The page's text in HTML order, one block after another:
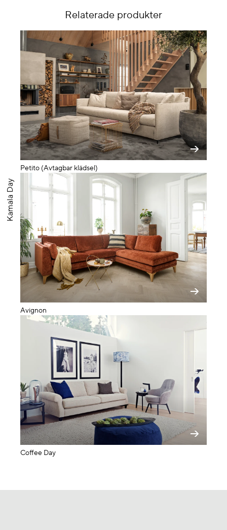
Kamala Day
Relaterade produkter
Petito (Avtagbar klädsel)
Avignon
Coffee Day